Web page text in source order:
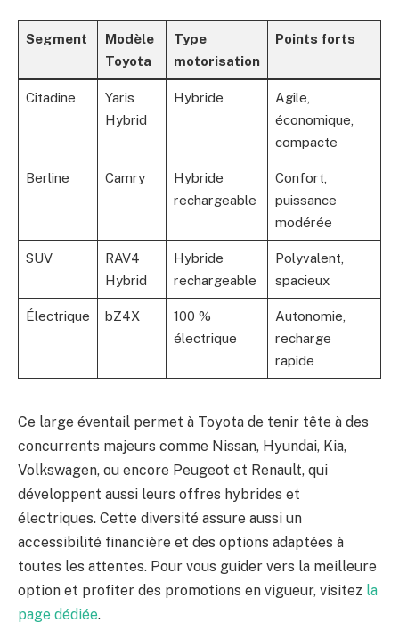
Segment
Modèle
Toyota
Type
motorisation
Points forts
Citadine
Yaris
Hybrid
Hybride
Agile,
économique,
compacte
Berline Camry
Hybride
rechargeable
Confort,
puissance
modérée
SUV
RAV4
Hybrid
Hybride
rechargeable
Polyvalent,
spacieux
Électrique bZ4X
100 %
électrique
Autonomie,
recharge
rapide
Ce large éventail permet à Toyota de tenir tête à des
concurrents majeurs comme Nissan, Hyundai, Kia,
Volkswagen, ou encore Peugeot et Renault, qui
développent aussi leurs offres hybrides et
électriques. Cette diversité assure aussi un
accessibilité financière et des options adaptées à
toutes les attentes. Pour vous guider vers la meilleure
option et profiter des promotions en vigueur, visitez la
page dédiée.